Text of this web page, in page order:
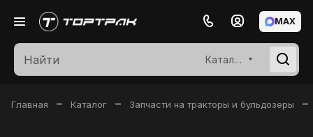
Каталог
MAX
Главная – Каталог – Запчасти на тракторы и бульдозеры –